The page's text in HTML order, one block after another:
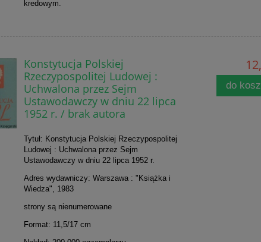
kredowym.
Konstytucja Polskiej
Rzeczypospolitej Ludowej :
Uchwalona przez Sejm
Ustawodawczy w dniu 22 lipca
1952 r. / brak autora
Tytuł: Konstytucja Polskiej Rzeczypospolitej
Ludowej : Uchwalona przez Sejm
Ustawodawczy w dniu 22 lipca 1952 r.
Adres wydawniczy: Warszawa : "Książka i
Wiedza", 1983
strony są nienumerowane
Format: 11,5/17 cm
do